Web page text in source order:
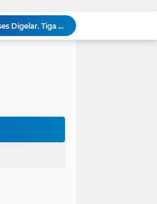
MEMBACA SUMATERA Balige Writers Festival 2026 Sukses Digelar. Tiga Hari Merawat Literasi, Budaya, dan Masa Depan Danau Toba
Dalam Rangka HUT RI ke-81 dan Hari Jadi ke-61 Tanjab Barat Bupati Tanjab Barat Secara Resmi Membukaan Lomba Domino
BREAKING NEWS: Polsek Gunung Malela Gerebek Lokalisasi Bukit Maraja, Dua Perempuan Menangis Saat Diciduk Bersama Sabu